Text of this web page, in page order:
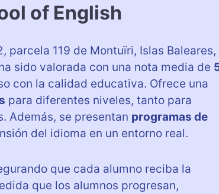
of English
parcela 119 de Montuïri, Islas Baleares,
sido valorada con una nota media de
con la calidad educativa. Ofrece una
para diferentes niveles, tanto para
Además, se presentan programas de
del idioma en un entorno real.
que cada alumno reciba la
que los alumnos progresan,